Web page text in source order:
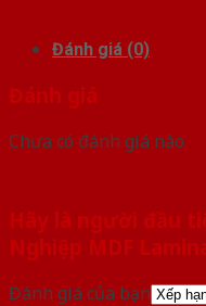
Đánh giá (0)
Đánh giá
Chưa có đánh giá nào.
Hãy là người đầu
Nghiệp MDF
Đánh giá của bạn